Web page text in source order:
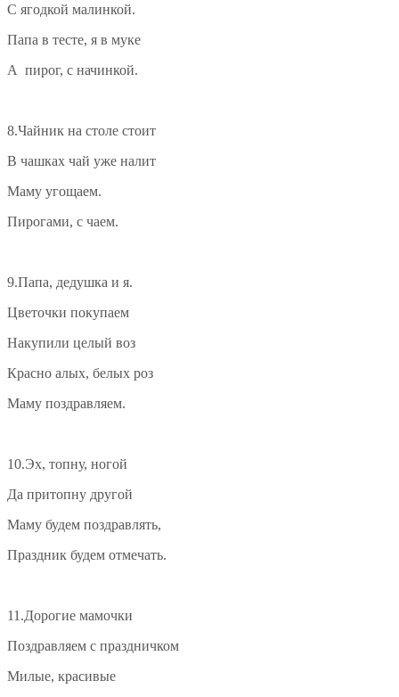
С ягодкой малинкой.
Папа в тесте, я в муке
А пирог, с начинкой.
8.Чайник на столе стоит
В чашках чай уже налит
Маму угощаем.
Пирогами, с чаем.
9.Папа, дедушка и я.
Цветочки покупаем
Накупили целый воз
Красно алых, белых роз
Маму поздравляем.
10.Эх, топну, ногой
Да притопну другой
Маму будем поздравлять,
Праздник будем отмечать.
11.Дорогие мамочки
Поздравляем с праздничком
Милые, красивые